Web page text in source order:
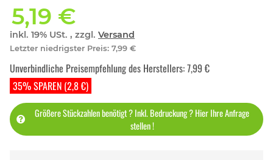
5,19 €
inkl. 19% USt. , zzgl. Versand
Letzter niedrigster Preis: 7,99 €
35% SPAREN (2,8 €)
Unverbindliche Preisempfehlung des Herstellers:7,99 €
Größere Stückzahlen benötigt ? Inkl. Bedruckung ? Hier Ihre Anfrage
stellen !